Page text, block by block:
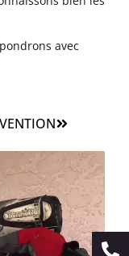
avec